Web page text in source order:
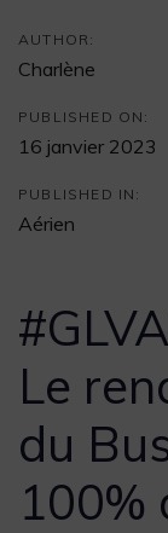
AUTHOR:
Charlène
PUBLISHED ON:
16 janvier 2023
PUBLISHED IN:
Aérien
Le
du
100%